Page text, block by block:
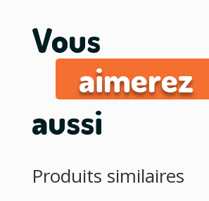
Vous
aimerez
aussi
Produits similaires